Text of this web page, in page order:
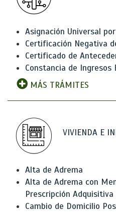
Asignación Universal
Certificación Negativa
Certificado de
Constancia de Ingresos
MÁS TRÁMITES
VIVIENDA E
Alta de Adrema
Alta de Adrema con
Prescripción Adquisitiva
Cambio de Domicilio